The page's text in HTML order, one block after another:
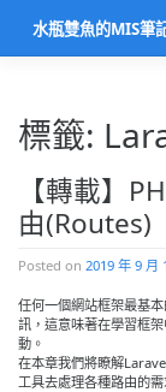
水瓶雙魚的MIS筆
標籤:
【轉載】
由(Routes)
Posted on 2019 年 9 月
任何一個網站框架最基
訊，這意味著在學習框
動。
在本章我們將瞭解
工具去處理各種路由的需